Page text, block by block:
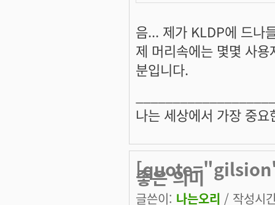
음... 제가 KLDP에 드나
제 머리속에는 몇몇 사
분입니다.
나는 세상에서 가장 중요
[quote="gilsion"]
좋은 의미
글쓴이: 나는오리 / 작성시